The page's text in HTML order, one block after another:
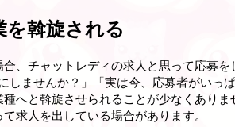
を斡旋される
合、チャットレディの求人と思って応募
しませんか？」「実は今、応募者がいっ
種へと斡旋させられることが少なくあり
求人を出している場合があります。